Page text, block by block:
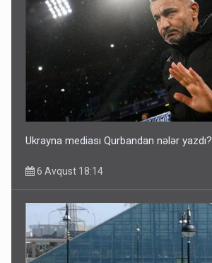
Ukrayna mediası Qurbandan nələr yazdı?
6 Avqust 18:14